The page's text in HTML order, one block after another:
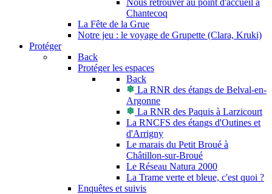
Nous retrouver au point d'accueil à
Chantecoq
La Fête de la Grue
Notre jeu : le voyage de Grupette (Clara, Kruki)
Protéger
Back
Protéger les espaces
Back
La RNR des étangs de Belval-en-
Argonne
La RNR des Paquis à Larzicourt
La RNCFS des étangs d'Outines et
d'Arrigny
Le marais du Petit Broué à
Châtillon-sur-Broué
Le Réseau Natura 2000
La Trame verte et bleue, c'est quoi ?
Enquêtes et suivis